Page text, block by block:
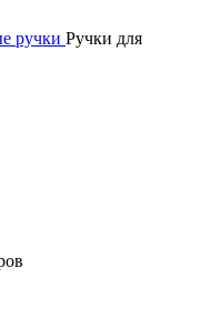
ручки Ручки для